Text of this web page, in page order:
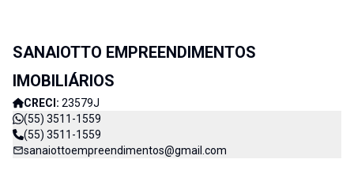
SANAIOTTO EMPREENDIMENTOS
IMOBILIÁRIOS
CRECI: 23579J
(55) 3511-1559
(55) 3511-1559
sanaiottoempreendimentos@gmail.com